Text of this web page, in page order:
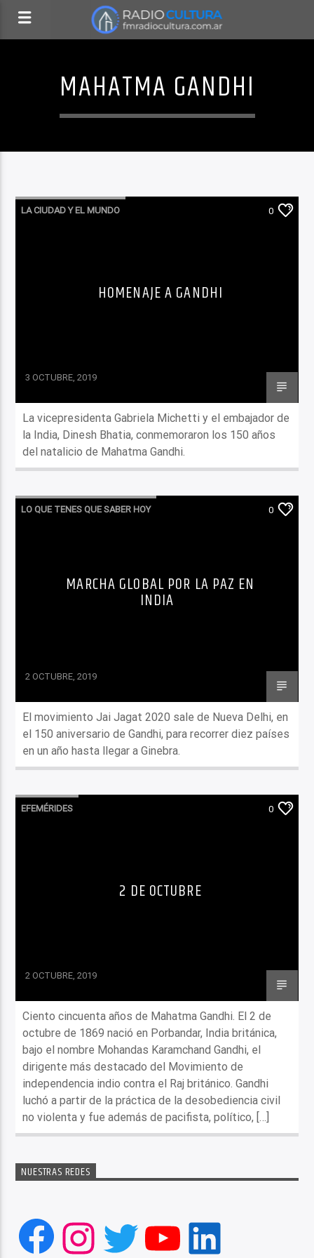
MAHATMA GANDHI
LA CIUDAD Y EL MUNDO 0
HOMENAJE A GANDHI
3 OCTUBRE, 2019
La vicepresidenta Gabriela Michetti y el embajador de
la India, Dinesh Bhatia, conmemoraron los 150 años
del natalicio de Mahatma Gandhi.
LO QUE TENES QUE SABER HOY 0
MARCHA GLOBAL POR LA PAZ EN
INDIA
2 OCTUBRE, 2019
El movimiento Jai Jagat 2020 sale de Nueva Delhi, en
el 150 aniversario de Gandhi, para recorrer diez países
en un año hasta llegar a Ginebra.
EFEMÉRIDES 0
2 DE OCTUBRE
2 OCTUBRE, 2019
Ciento cincuenta años de Mahatma Gandhi. El 2 de
octubre de 1869 nació en Porbandar, India británica,
bajo el nombre Mohandas Karamchand Gandhi, el
dirigente más destacado del Movimiento de
independencia indio contra el Raj británico. Gandhi
luchó a partir de la práctica de la desobediencia civil
no violenta y fue además de pacifista, político, […]
NUESTRAS REDES
Facebook
Instagram
Twitter
YouTube
LinkedIn